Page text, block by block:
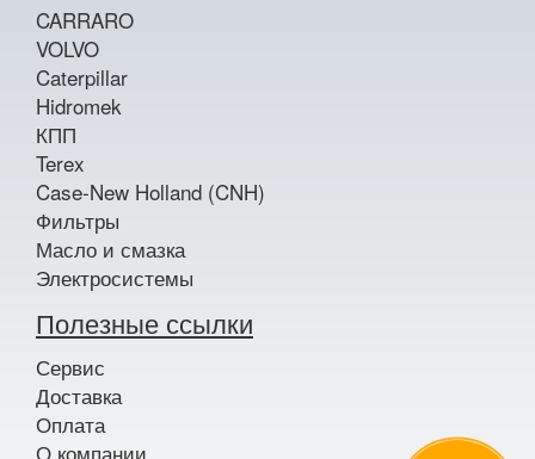
CARRARO
VOLVO
Caterpillar
Hidromek
КПП
Terex
Case-New Holland (CNH)
Фильтры
Масло и смазка
Электросистемы
Полезные ссылки
Сервис
Доставка
Оплата
О компании